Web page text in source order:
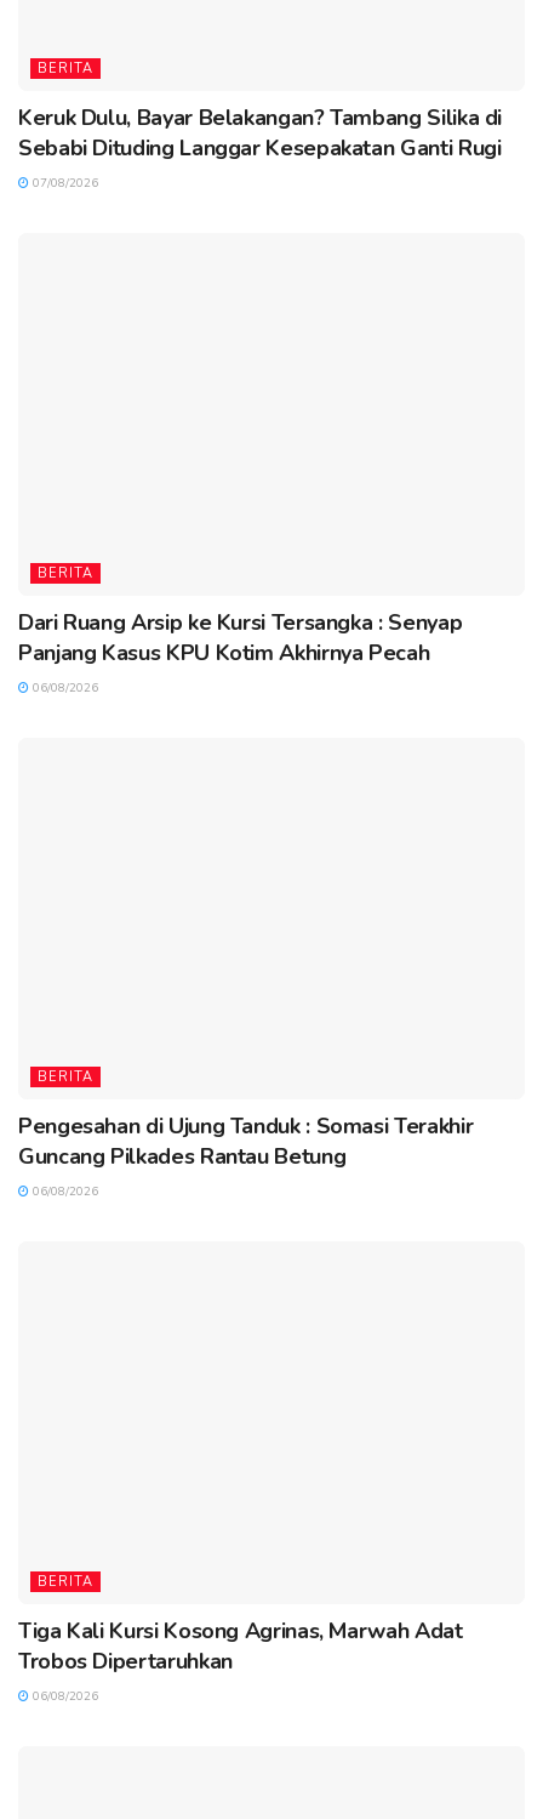
BERITA
Keruk Dulu, Bayar Belakangan? Tambang Silika di
Sebabi Dituding Langgar Kesepakatan Ganti Rugi
07/08/2026
BERITA
Dari Ruang Arsip ke Kursi Tersangka : Senyap
Panjang Kasus KPU Kotim Akhirnya Pecah
06/08/2026
BERITA
Pengesahan di Ujung Tanduk : Somasi Terakhir
Guncang Pilkades Rantau Betung
06/08/2026
BERITA
Tiga Kali Kursi Kosong Agrinas, Marwah Adat
Trobos Dipertaruhkan
06/08/2026